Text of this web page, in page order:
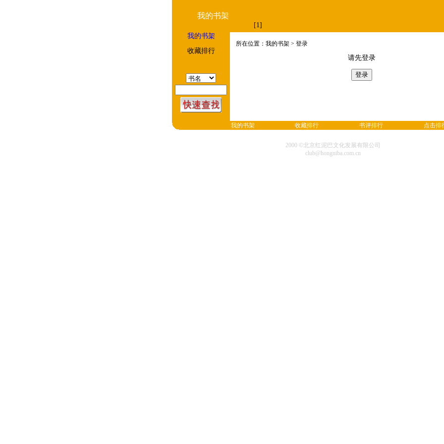
我的书架
[1]
我的书架
收藏排行
所在位置：我的书架 > 登录
请先登录
我的书架 收藏排行 书评排行 点击排
2000 ©北京红泥巴文化发展有限公司
club@hongniba.com.cn